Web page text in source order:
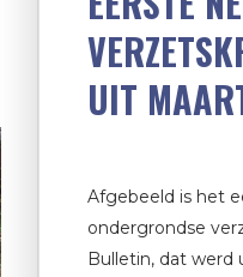
UIT
Afgebeeld is het
ondergrondse
Bulletin, dat werd